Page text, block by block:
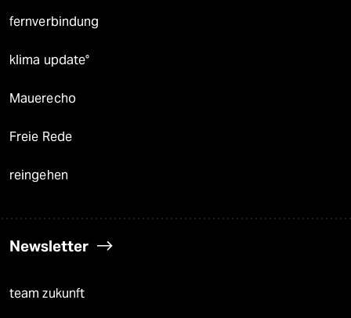
fernverbindung
klima update°
Mauerecho
Freie Rede
reingehen
Newsletter
team zukunft